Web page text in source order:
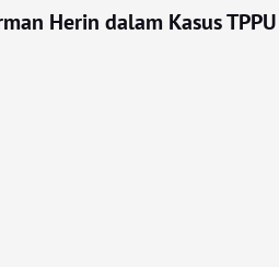
Herin dalam Kasus TPPU